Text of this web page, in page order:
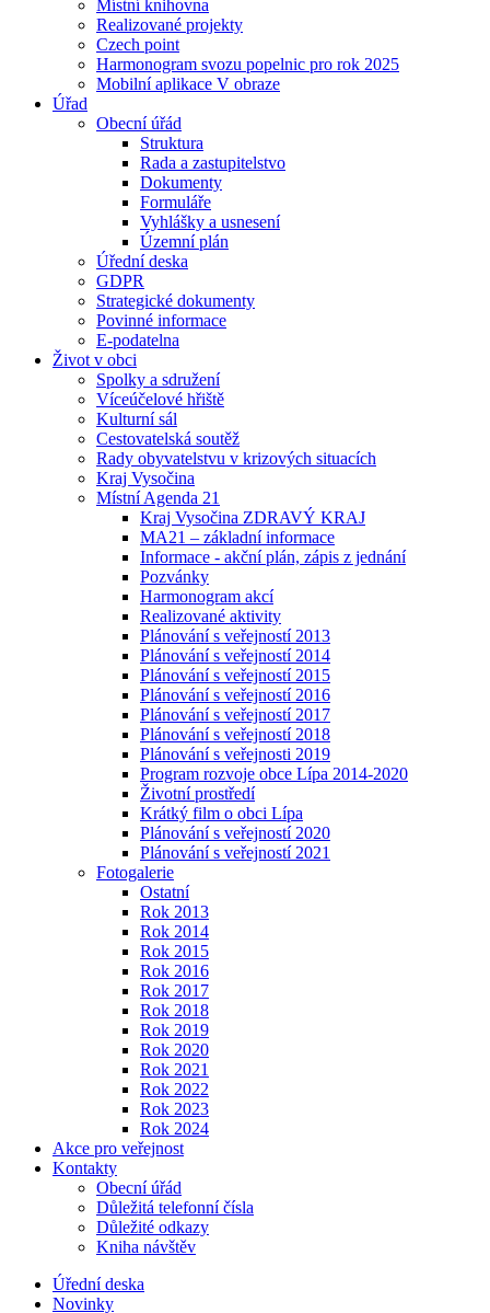
Místní knihovna
Realizované projekty
Czech point
Harmonogram svozu popelnic pro rok 2025
Mobilní aplikace V obraze
Úřad
Obecní úřád
Struktura
Rada a zastupitelstvo
Dokumenty
Formuláře
Vyhlášky a usnesení
Územní plán
Úřední deska
GDPR
Strategické dokumenty
Povinné informace
E-podatelna
Život v obci
Spolky a sdružení
Víceúčelové hřiště
Kulturní sál
Cestovatelská soutěž
Rady obyvatelstvu v krizových situacích
Kraj Vysočina
Místní Agenda 21
Kraj Vysočina ZDRAVÝ KRAJ
MA21 – základní informace
Informace - akční plán, zápis z jednání
Pozvánky
Harmonogram akcí
Realizované aktivity
Plánování s veřejností 2013
Plánování s veřejností 2014
Plánování s veřejností 2015
Plánování s veřejností 2016
Plánování s veřejností 2017
Plánování s veřejností 2018
Plánování s veřejnosti 2019
Program rozvoje obce Lípa 2014-2020
Životní prostředí
Krátký film o obci Lípa
Plánování s veřejností 2020
Plánování s veřejností 2021
Fotogalerie
Ostatní
Rok 2013
Rok 2014
Rok 2015
Rok 2016
Rok 2017
Rok 2018
Rok 2019
Rok 2020
Rok 2021
Rok 2022
Rok 2023
Rok 2024
Akce pro veřejnost
Kontakty
Obecní úřád
Důležitá telefonní čísla
Důležité odkazy
Kniha návštěv
Úřední deska
Novinky